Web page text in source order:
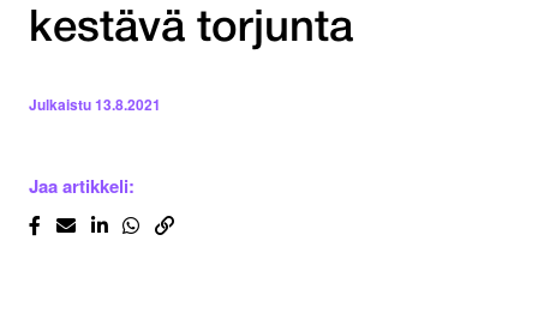
kestävä torjunta
Julkaistu13.8.2021
Jaa artikkeli: